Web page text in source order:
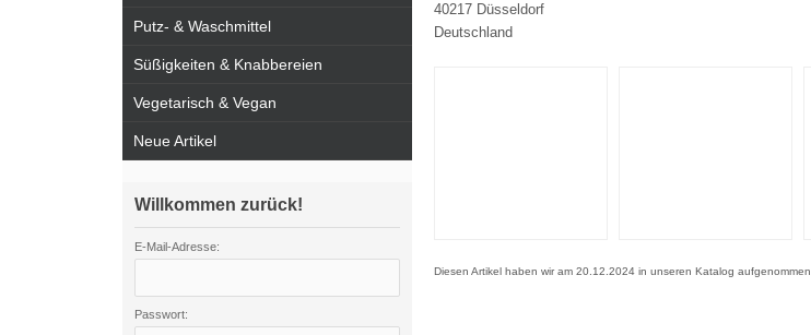
40217 Düsseldorf
Deutschland
Diesen Artikel haben wir am 20.12.2024 in unseren Katalog aufgenommen.
Putz- & Waschmittel
Süßigkeiten & Knabbereien
Vegetarisch & Vegan
Neue Artikel
Willkommen zurück!
E-Mail-Adresse:
Passwort: